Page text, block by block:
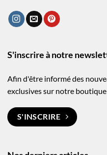
S'inscrire à notre
Afin d'être informé des
exclusives sur notre
S'INSCRIRE